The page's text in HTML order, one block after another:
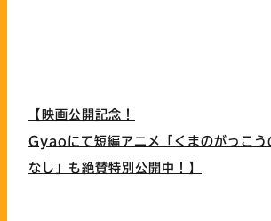
【映画公開記念！
Gyaoにて短編アニメ「くまのがっこう
なし」も絶賛特別公開中！】